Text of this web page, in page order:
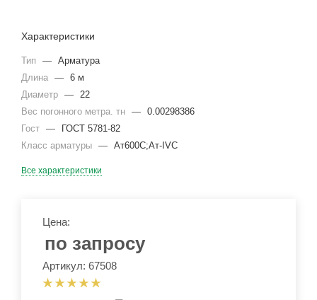
Характеристики
Тип — Арматура
Длина — 6 м
Диаметр — 22
Вес погонного метра. тн — 0.00298386
Гост —
ГОСТ 5781-82
Класс арматуры — Ат600С;Ат-IVС
Все характеристики
Цена:
по запросу
Артикул: 67508